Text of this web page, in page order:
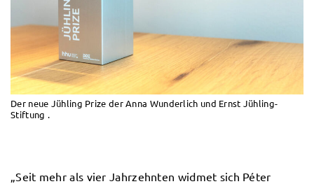
Der neue Jühling Prize der Anna Wunderlich und Ernst Jühling-
Stiftung .
„Seit mehr als vier Jahrzehnten widmet sich Péter